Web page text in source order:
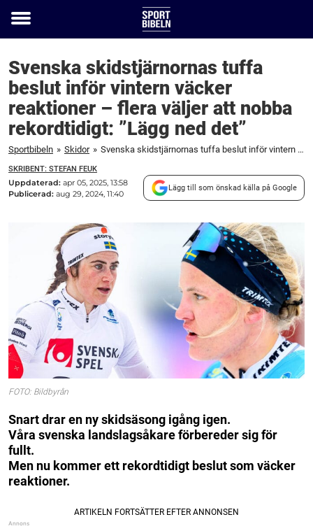
Toggle
Svenska skidstjärnornas tuffa
beslut inför vintern väcker
reaktioner – flera väljer att nobba
rekordtidigt: ”Lägg ned det”
Sportbibeln » Skidor » Svenska skidstjärnornas tuffa beslut inför vintern väcker reaktioner – flera väljer att nobba rekordtidigt: "Lägg ned det"
SKRIBENT: STEFAN FEUK
Uppdaterad: apr 05, 2025, 13:58
Publicerad: aug 29, 2024, 11:40
Lägg till som önskad källa på Google
FOTO: Bildbyrån
Snart drar en ny skidsäsong igång igen.
Våra svenska landslagsåkare förbereder sig för
fullt.
Men nu kommer ett rekordtidigt beslut som väcker
reaktioner.